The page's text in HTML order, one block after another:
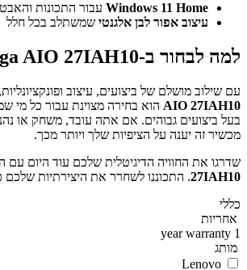
Windows 11 Home עבור התכונות
עיצוב אפור לבן אלגנטי שמשתלב בכל חלל
למה לבחור ב-Lenovo Yoga AIO 27IAH10?
עם שילוב מושלם של ביצועים, עיצוב
AIO 27IAH10 הוא בחירה מצוינת עבור כל
בעל ביצועים גבוהים. אם אתה עובד, משחק או
מכשיר זה יענה על הציפיות שלך ויותר מכך.
שדרגו את החוויה הדיגיטלית שלכם עוד היום עם
27IAH10. התכוננו לשחרר את היצירתיות
כללי
אחריות
1 year warranty
מותג